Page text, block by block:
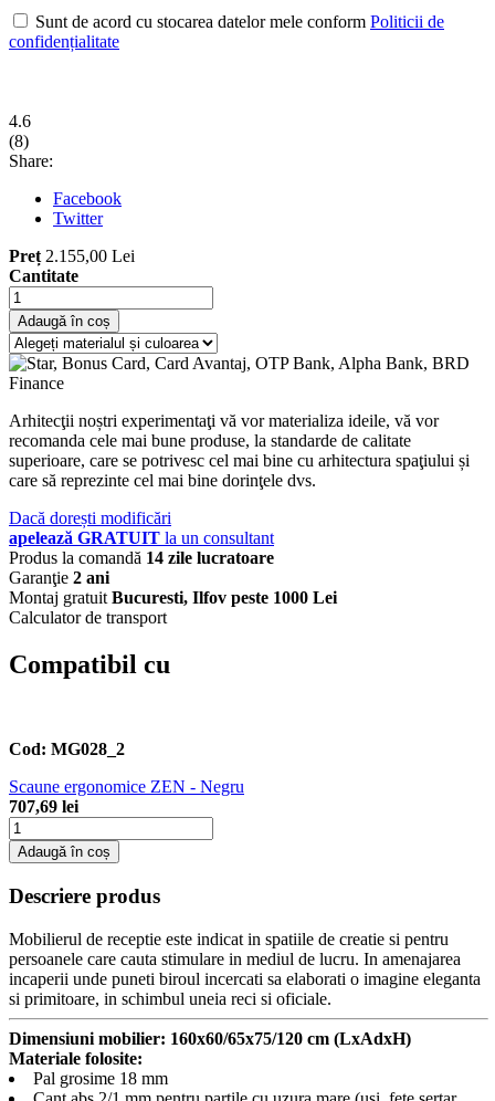
Sunt de acord cu stocarea datelor mele conform Politicii de
confidențialitate
4.6
(8)
Share:
Facebook
Twitter
Preț 2.155,00 Lei
Cantitate
Adaugă în coș
Arhitecţii noștri experimentaţi vă vor materializa ideile, vă vor
recomanda cele mai bune produse, la standarde de calitate
superioare, care se potrivesc cel mai bine cu arhitectura spaţiului și
care să reprezinte cel mai bine dorinţele dvs.
Dacă dorești modificări
apelează GRATUIT la un consultant
Produs la comandă 14 zile lucratoare
Garanţie 2 ani
Montaj gratuit Bucuresti, Ilfov peste 1000 Lei
Calculator de transport
Compatibil cu
Cod: MG028_2
Scaune ergonomice ZEN - Negru
707,69 lei
Adaugă în coș
Descriere produs
Mobilierul de receptie este indicat in spatiile de creatie si pentru
persoanele care cauta stimulare in mediul de lucru. In amenajarea
incaperii unde puneti biroul incercati sa elaborati o imagine eleganta
si primitoare, in schimbul uneia reci si oficiale.
Dimensiuni mobilier: 160x60/65x75/120 cm (LxAdxH)
Materiale folosite:
Pal grosime 18 mm